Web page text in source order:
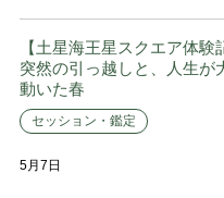
【土星海王星スクエア体験
突然の引っ越しと、人生が
動いた春
セッション・鑑定
5月7日